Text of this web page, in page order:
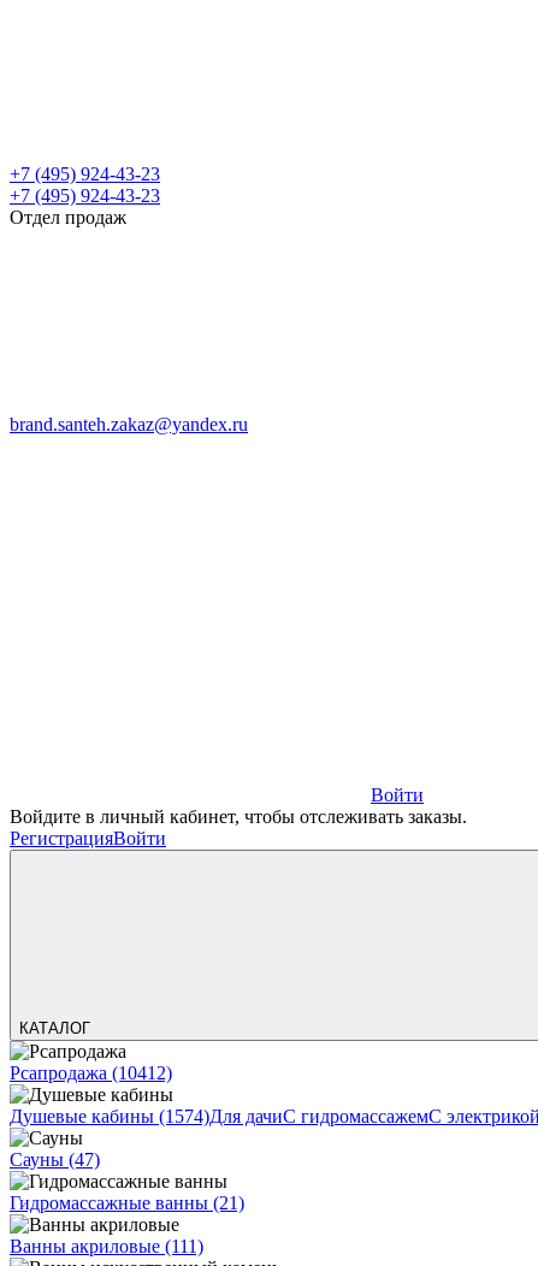
+7 (495) 924-43-23
+7 (495) 924-43-23
Отдел продаж
brand.santeh.zakaz@yandex.ru
Войти
Войдите в личный кабинет, чтобы отслеживать заказы.
РегистрацияВойти
КАТАЛОГ
Рсапродажа (10412)
Душевые кабины (1574)Для дачиС гидромассажемС электрикой
Сауны (47)
Гидромассажные ванны (21)
Ванны акриловые (111)